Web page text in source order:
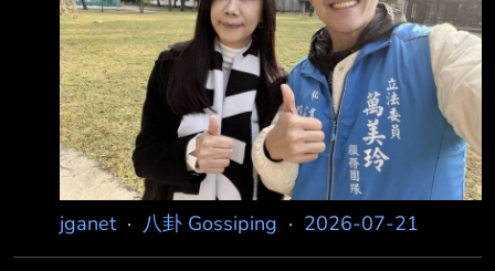
時期涉及霸凌，如 今傳出就讀高中時，曾嗆時
任桃園縣長朱立倫的兒子朱宣洋「知不知道我媽
監督你爸啦」。 （翻攝自 廣洋臉書） 國民黨立
委萬美玲之子 廣洋自投入桃園市議員選舉後，
接連爆出霸凌、簽賭黑歷史，胖到1 20公斤而未
當兵也被質
jganet· 八卦 Gossiping · 2026-07-21